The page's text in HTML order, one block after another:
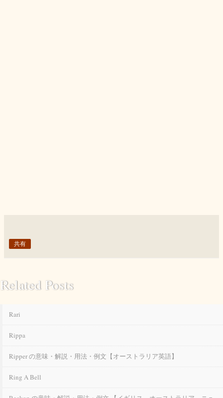
共有
Related Posts
Rari
Rippa
Ripper の意味・解説・用法・例文【オーストラリア英語】
Ring A Bell